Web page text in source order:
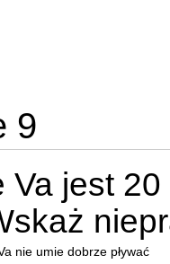
9
Va jest
nie umie dobrze pływać